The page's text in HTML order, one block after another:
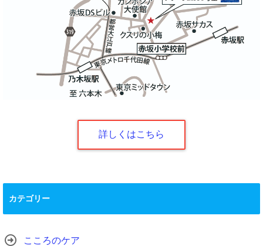
詳しくはこちら
カテゴリー
こころのケア